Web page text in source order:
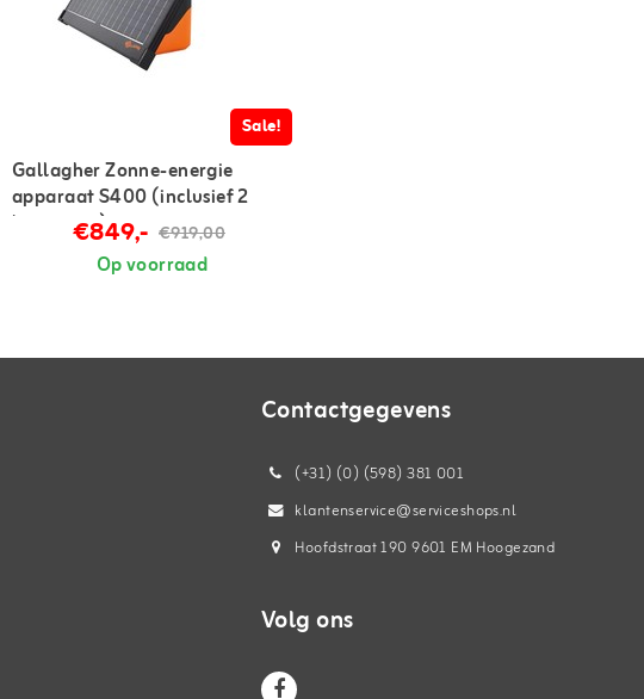
Sale!
Gallagher Zonne-energie
apparaat S400 (inclusief 2
batterijen)€849,- €919,00
Op voorraad
Contactgegevens
(+31) (0) (598) 381 001
klantenservice@serviceshops.nl
Hoofdstraat 190 9601 EM Hoogezand
Volg ons